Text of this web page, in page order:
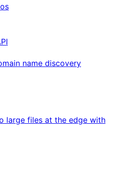
name discovery
large files at the edge with